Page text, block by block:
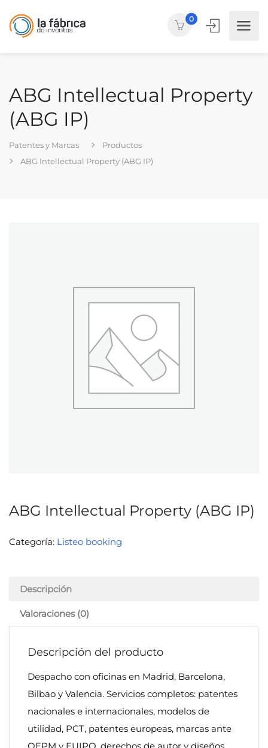
0
ABG Intellectual Property
(ABG IP)
Patentes y Marcas
Productos
ABG Intellectual Property (ABG IP)
ABG Intellectual Property (ABG IP)
Categoría: Listeo booking
Descripción
Valoraciones (0)
Descripción del producto
Despacho con oficinas en Madrid, Barcelona,
Bilbao y Valencia. Servicios completos: patentes
nacionales e internacionales, modelos de
utilidad, PCT, patentes europeas, marcas ante